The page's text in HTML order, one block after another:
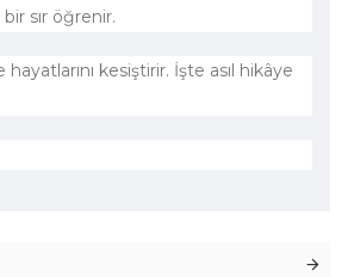
bir sır öğrenir.
hayatlarını kesiştirir. İşte asıl hikâye